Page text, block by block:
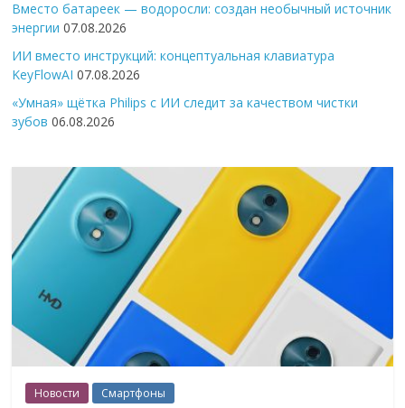
Вместо батареек — водоросли: создан необычный источник
энергии 07.08.2026
ИИ вместо инструкций: концептуальная клавиатура
KeyFlowAI 07.08.2026
«Умная» щётка Philips с ИИ следит за качеством чистки
зубов 06.08.2026
Новости Смартфоны